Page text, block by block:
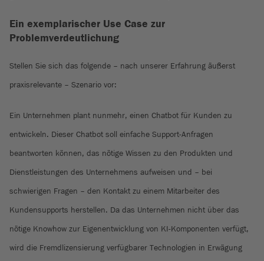
Ein exemplarischer Use Case zur
Problemverdeutlichung
Stellen Sie sich das folgende – nach unserer Erfahrung äußerst
praxisrelevante – Szenario vor:
Ein Unternehmen plant nunmehr, einen Chatbot für Kunden zu
entwickeln. Dieser Chatbot soll einfache Support-Anfragen
beantworten können, das nötige Wissen zu den Produkten und
Dienstleistungen des Unternehmens aufweisen und – bei
schwierigen Fragen – den Kontakt zu einem Mitarbeiter des
Kundensupports herstellen. Da das Unternehmen nicht über das
nötige Knowhow zur Eigenentwicklung von KI-Komponenten verfügt,
wird die Fremdlizensierung verfügbarer Technologien in Erwägung